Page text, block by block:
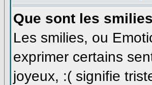
Que sont les
Les smilies, ou
exprimer certains
joyeux, :( signifie